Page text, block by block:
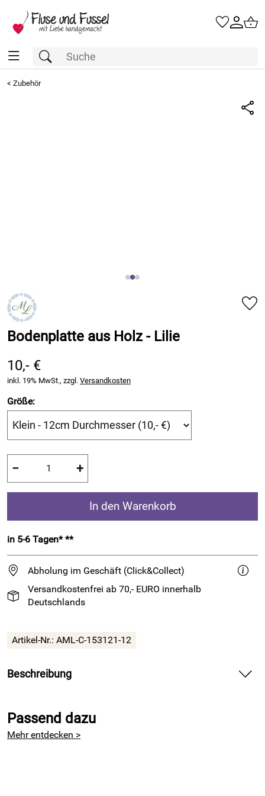
< Zubehör
Bodenplatte aus Holz - Lilie
10,- €
inkl. 19% MwSt., zzgl. Versandkosten
Größe:
− +
In den Warenkorb
in 5-6 Tagen* **
Abholung im Geschäft (Click&Collect)
Versandkostenfrei ab 70,- EURO innerhalb
Deutschlands
Artikel-Nr.: AML-C-153121-12
Beschreibung
Ob als Korbboden oder Wandhänger - die runden
Passend dazu
Mehr entdecken >